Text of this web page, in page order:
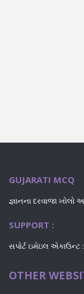
GUJARATI MCQ
જ્ઞાનના દરવાજા
SUPPORT :
સપોર્ટ ઇમેઇલ એકાઉન્ટ
OTHER